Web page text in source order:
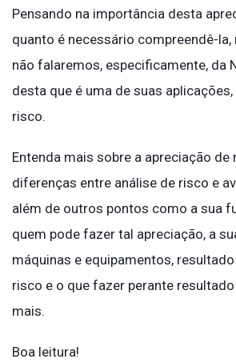
Pensando na importância desta
quanto é necessário compreendê-
não falaremos, especificamente, da
desta que é uma de suas
risco.
Entenda mais sobre a apreciação de
diferenças entre análise de risco e
além de outros pontos como a sua
quem pode fazer tal apreciação, a
máquinas e equipamentos,
risco e o que fazer perante
mais.
Boa leitura!